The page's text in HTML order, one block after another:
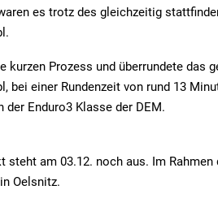
es trotz des gleichzeitig
kurzen Prozess und überrundete das
bei einer Rundenzeit von rund 13
der Enduro3 Klasse der DEM.
steht am 03.12. noch aus. Im
Oelsnitz.